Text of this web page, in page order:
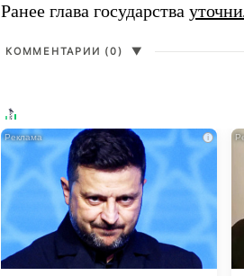
Ранее глава государства
КОММЕНТАРИИ (0) ▼
i